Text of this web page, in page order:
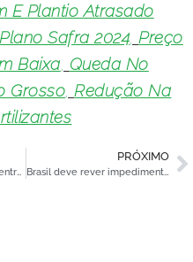
E Plantio Atrasado
Safra 2024,Preço
Baixa Queda No
Grosso ,Redução Na
Cuidados na Importação entre Matriz e Filial
PRÓXIMO
Brasil deve rever impedimento à importação de baterias